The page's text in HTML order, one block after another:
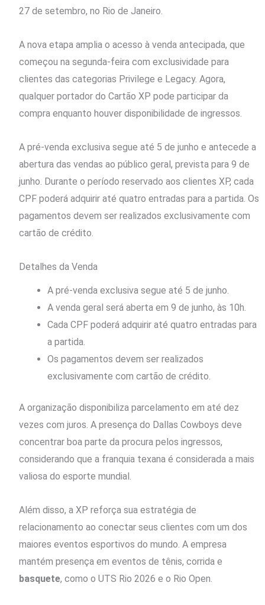
27 de setembro, no Rio de Janeiro.
A nova etapa amplia o acesso à venda antecipada, que
começou na segunda-feira com exclusividade para
clientes das categorias Privilege e Legacy. Agora,
qualquer portador do Cartão XP pode participar da
compra enquanto houver disponibilidade de ingressos.
A pré-venda exclusiva segue até 5 de junho e antecede a
abertura das vendas ao público geral, prevista para 9 de
junho. Durante o período reservado aos clientes XP, cada
CPF poderá adquirir até quatro entradas para a partida. Os
pagamentos devem ser realizados exclusivamente com
cartão de crédito.
Detalhes da Venda
A pré-venda exclusiva segue até 5 de junho.
A venda geral será aberta em 9 de junho, às 10h.
Cada CPF poderá adquirir até quatro entradas para
a partida.
Os pagamentos devem ser realizados
exclusivamente com cartão de crédito.
A organização disponibiliza parcelamento em até dez
vezes com juros. A presença do Dallas Cowboys deve
concentrar boa parte da procura pelos ingressos,
considerando que a franquia texana é considerada a mais
valiosa do esporte mundial.
Além disso, a XP reforça sua estratégia de
relacionamento ao conectar seus clientes com um dos
maiores eventos esportivos do mundo. A empresa
mantém presença em eventos de tênis, corrida e
basquete, como o UTS Rio 2026 e o Rio Open.